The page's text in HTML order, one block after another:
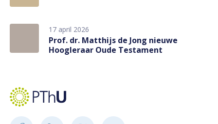
17 april 2026
Prof. dr. Matthijs de Jong nieuwe
Hoogleraar Oude Testament